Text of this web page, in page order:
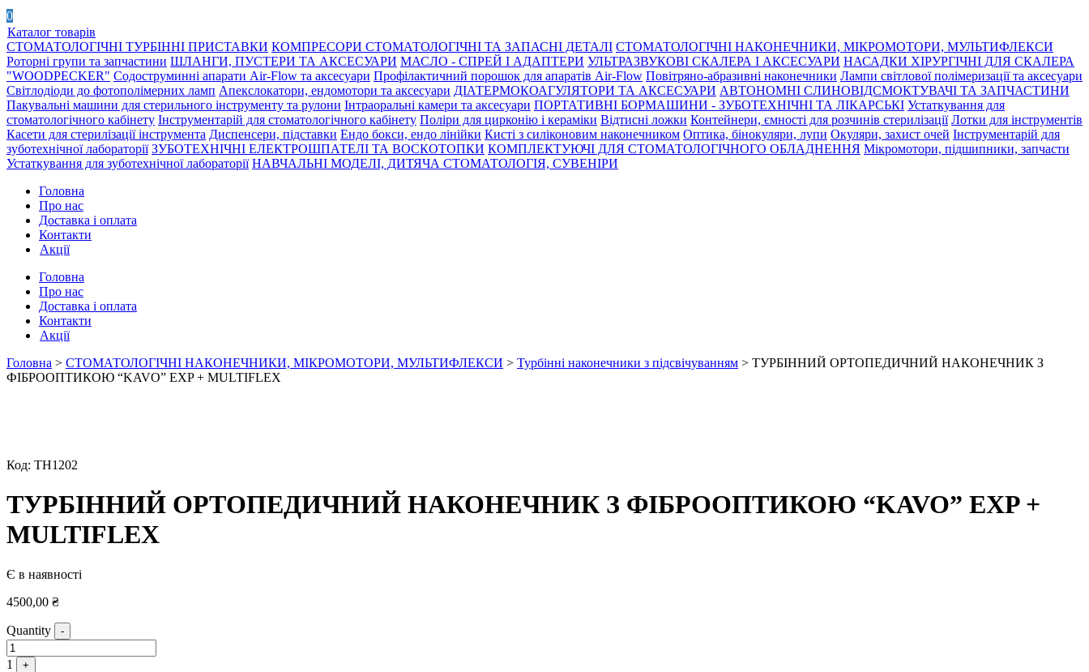
0
Каталог товарів
СТОМАТОЛОГІЧНІ ТУРБІННІ ПРИСТАВКИ КОМПРЕСОРИ СТОМАТОЛОГІЧНІ ТА ЗАПАСНІ ДЕТАЛІ СТОМАТОЛОГІЧНІ НАКОНЕЧНИКИ, МІКРОМОТОРИ, МУЛЬТИФЛЕКСИ
Роторні групи та запчастини ШЛАНГИ, ПУСТЕРИ ТА АКСЕСУАРИ МАСЛО - СПРЕЙ І АДАПТЕРИ УЛЬТРАЗВУКОВІ СКАЛЕРА І АКСЕСУАРИ НАСАДКИ ХІРУРГІЧНІ ДЛЯ СКАЛЕРА
"WOODPECKER" Содоструминні апарати Air-Flow та аксесуари Профілактичний порошок для апаратів Air-Flow Повітряно-абразивні наконечники Лампи світлової полімеризації та аксесуари
Світлодіоди до фотополімерних ламп Апекслокатори, ендомотори та аксесуари ДІАТЕРМОКОАГУЛЯТОРИ ТА АКСЕСУАРИ АВТОНОМНІ СЛИНОВІДСМОКТУВАЧІ ТА ЗАПЧАСТИНИ
Пакувальні машини для стерильного інструменту та рулони Інтраоральні камери та аксесуари ПОРТАТИВНІ БОРМАШИНИ - ЗУБОТЕХНІЧНІ ТА ЛІКАРСЬКІ Устаткування для
стоматологічного кабінету Інструментарій для стоматологічного кабінету Поліри для цирконію і кераміки Відтисні ложки Контейнери, ємності для розчинів стерилізації Лотки для інструментів
Касети для стерилізації інструмента Диспенсери, підставки Ендо бокси, ендо лінійки Кисті з силіконовим наконечником Оптика, бінокуляри, лупи Окуляри, захист очей Інструментарій для
зуботехнічної лабораторії ЗУБОТЕХНІЧНІ ЕЛЕКТРОШПАТЕЛІ ТА ВОСКОТОПКИ КОМПЛЕКТУЮЧІ ДЛЯ СТОМАТОЛОГІЧНОГО ОБЛАДНЕННЯ Мікромотори, підшипники, запчасти
Устаткування для зуботехнічної лабораторії НАВЧАЛЬНІ МОДЕЛІ, ДИТЯЧА СТОМАТОЛОГІЯ, СУВЕНІРИ
Головна
Про нас
Доставка і оплата
Контакти
Акції
Головна
Про нас
Доставка і оплата
Контакти
Акції
Головна > СТОМАТОЛОГІЧНІ НАКОНЕЧНИКИ, МІКРОМОТОРИ, МУЛЬТИФЛЕКСИ > Турбінні наконечники з підсвічуванням > ТУРБІННИЙ ОРТОПЕДИЧНИЙ НАКОНЕЧНИК З
ФІБРООПТИКОЮ “KAVO” EXP + MULTIFLEX
Код: ТН1202
ТУРБІННИЙ ОРТОПЕДИЧНИЙ НАКОНЕЧНИК З ФІБРООПТИКОЮ “KAVO” EXP +
MULTIFLEX
Є в наявності
4500,00 ₴
Quantity -
1
+